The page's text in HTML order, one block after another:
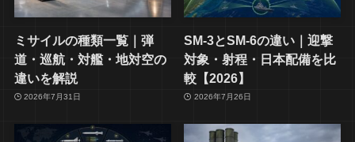
ミサイルの種類一覧｜弾
道・巡航・対艦・地対空の
違いを解説
2026年7月31日
SM-3とSM-6の違い｜迎撃
対象・射程・日本配備を比
較【2026】
2026年7月26日